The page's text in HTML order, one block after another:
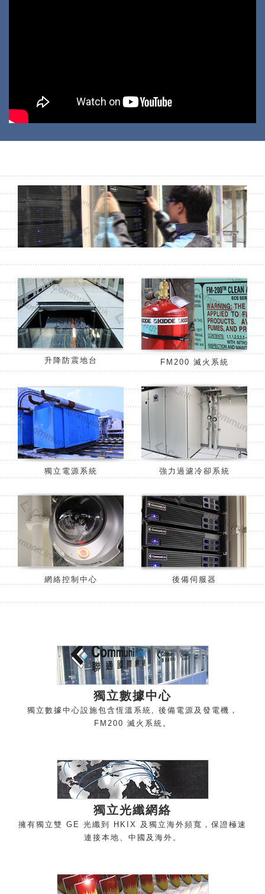
升降防震地台 FM200 滅火系統
獨立電源系統 強力過濾冷卻系統
網絡控制中心 後備伺服器
獨立數據中心
獨立數據中心設施包含恆溫系統, 後備電源及發電機，
FM200 滅火系統。
獨立光纖網絡
擁有獨立雙 GE 光纖到 HKIX 及獨立海外頻寬，保證極速
連接本地、中國及海外。